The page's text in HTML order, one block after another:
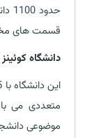
قسمت های
دانشگاه کوئینز
متعددی می
موضوعی